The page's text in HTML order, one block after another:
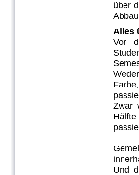
über
Alles
Vor
Zwar
Und